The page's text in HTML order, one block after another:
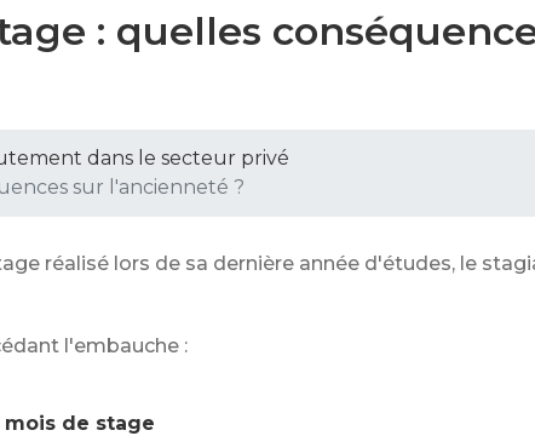
: quelles
dans le secteur privé
sur l'ancienneté ?
réalisé lors de sa dernière année d'études, le
l'embauche :
mois de stage